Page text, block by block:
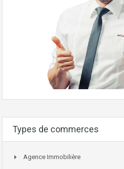
Types de commerces
Agence Immobilière